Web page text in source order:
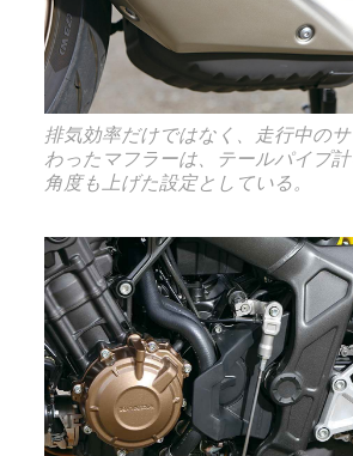
排気効率だけではなく、走行中の
わったマフラーは、テールパイプ
角度も上げた設定としている。